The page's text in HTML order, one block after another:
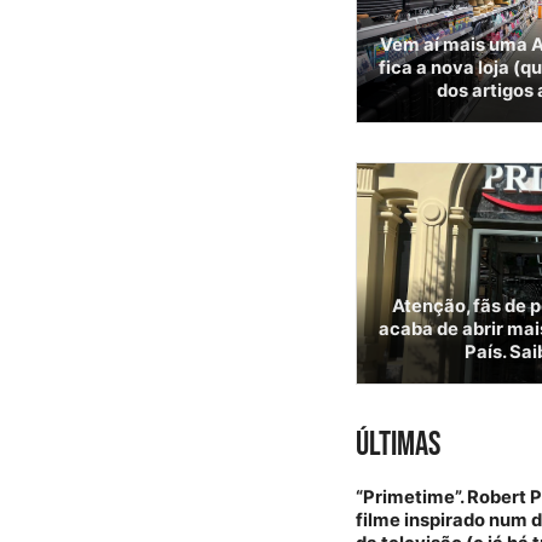
Vem aí mais uma
fica a nova loja
dos artigos
Atenção, fãs de
acaba de abrir
País.
ÚLTIMAS
“Primetime”. Robert
filme inspirado num